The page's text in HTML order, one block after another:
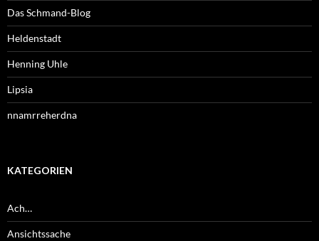
Das Schmand-Blog
Heldenstadt
Henning Uhle
Lipsia
nnamrreherdna
KATEGORIEN
Ach…
Ansichtssache